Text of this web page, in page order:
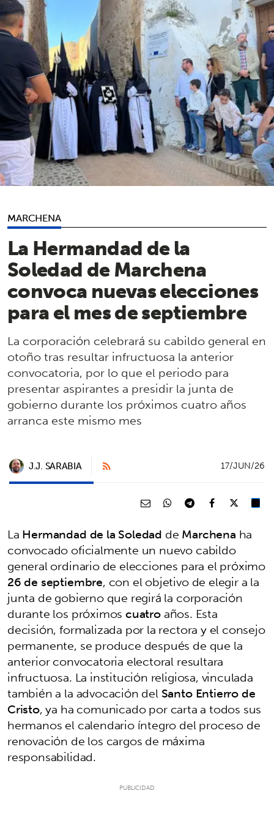
MARCHENA
La Hermandad de la
Soledad de Marchena
convoca nuevas elecciones
para el mes de septiembre
La corporación celebrará su cabildo general en
otoño tras resultar infructuosa la anterior
convocatoria, por lo que el periodo para
presentar aspirantes a presidir la junta de
gobierno durante los próximos cuatro años
arranca este mismo mes
J.J. SARABIA 17/JUN/26
LaHermandad de la Soledad deMarchena ha
convocado oficialmente un nuevo cabildo
general ordinario de elecciones para el próximo
26 de septiembre, con el objetivo de elegir a la
junta de gobierno que regirá la corporación
durante los próximoscuatroaños. Esta
decisión, formalizada por la rectora y el consejo
permanente, se produce después de que la
anterior convocatoria electoral resultara
infructuosa. La institución religiosa, vinculada
también a la advocación delSanto Entierro de
Cristo, ya ha comunicado por carta a todos sus
hermanos el calendario íntegro del proceso de
renovación de los cargos de máxima
responsabilidad.